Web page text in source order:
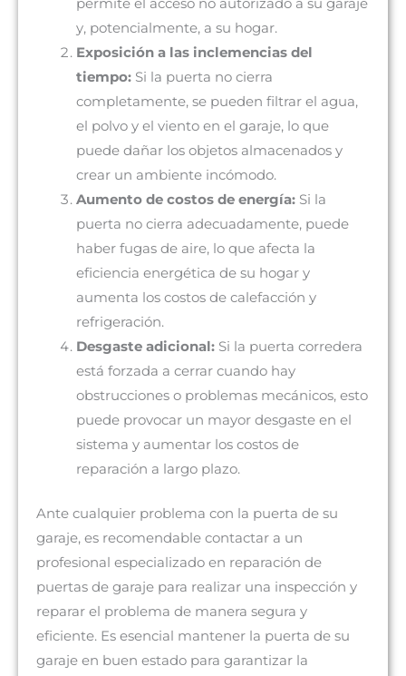
permite el acceso no autorizado a su garaje
y, potencialmente, a su hogar.
Exposición a las inclemencias del
tiempo:Si la puerta no cierra
completamente, se pueden filtrar el agua,
el polvo y el viento en el garaje, lo que
puede dañar los objetos almacenados y
crear un ambiente incómodo.
Aumento de costos de energía:Si la
puerta no cierra adecuadamente, puede
haber fugas de aire, lo que afecta la
eficiencia energética de su hogar y
aumenta los costos de calefacción y
refrigeración.
Desgaste adicional:Si la puerta corredera
está forzada a cerrar cuando hay
obstrucciones o problemas mecánicos, esto
puede provocar un mayor desgaste en el
sistema y aumentar los costos de
reparación a largo plazo.
Ante cualquier problema con la puerta de su
garaje, es recomendable contactar a un
profesional especializado en reparación de
puertas de garaje para realizar una inspección y
reparar el problema de manera segura y
eficiente. Es esencial mantener la puerta de su
garaje en buen estado para garantizar la